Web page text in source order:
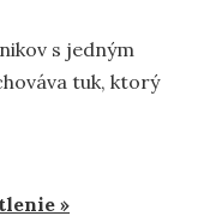
s jedným
tuk, ktorý
»